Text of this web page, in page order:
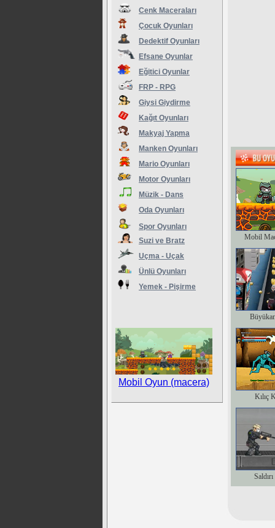
Cenk Maceraları
Çocuk Oyunları
Dedektif Oyunları
Efsane Oyunlar
Eğitici Oyunlar
FRP - RPG
Giysi Giydirme
Kağıt Oyunları
Makyaj Yapma
Manken Oyunları
Mario Oyunları
Motor Oyunları
Müzik - Dans
Oda Oyunları
Spor Oyunları
Suzi ve Bratz
Uçma - Uçak
Ünlü Oyunları
Yemek - Pişirme
Mobil Oyun (macera)
Mobil
Kılıç